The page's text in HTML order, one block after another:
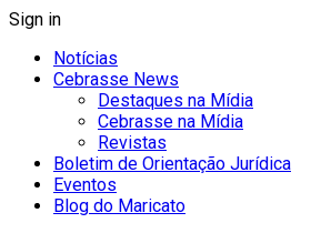
Sign in
Notícias
Cebrasse News
Destaques na Mídia
Cebrasse na Mídia
Revistas
Boletim de Orientação Jurídica
Eventos
Blog do Maricato